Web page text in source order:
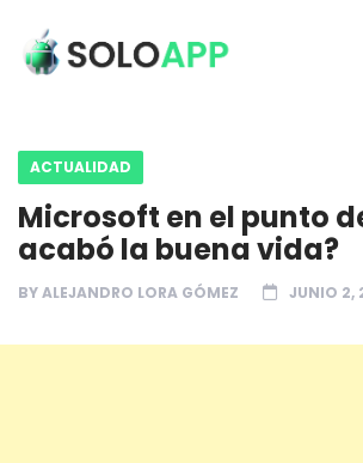
ACTUALIDAD
Microsoft en el punto
acabó la buena vida?
BYALEJANDRO LORA GÓMEZ JUNIO 2,